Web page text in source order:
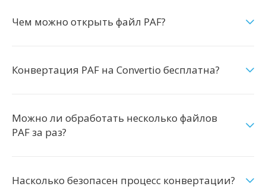
Чем можно открыть файл PAF?
Конвертация PAF на Convertio бесплатна?
Можно ли обработать несколько файлов
PAF за раз?
Насколько безопасен процесс конвертации?